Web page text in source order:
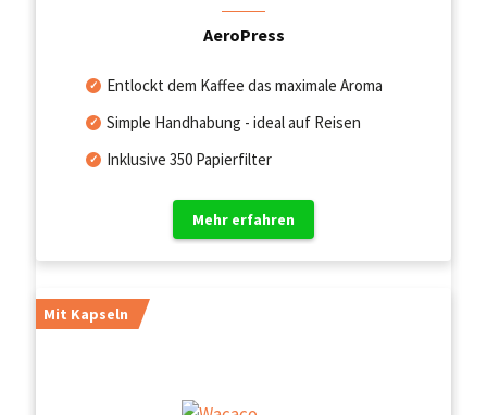
AeroPress
Entlockt dem Kaffee das maximale Aroma
Simple Handhabung - ideal auf Reisen
Inklusive 350 Papierfilter
Mehr erfahren
Mit Kapseln